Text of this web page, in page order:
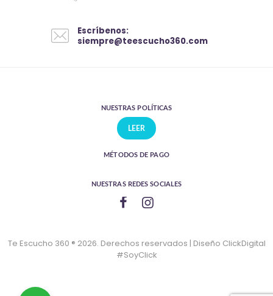
Escríbenos:
siempre@teescucho360.com
NUESTRAS POLÍTICAS
LEER
MÉTODOS DE PAGO
NUESTRAS REDES SOCIALES
Te Escucho 360 ® 2026. Derechos reservados | Diseño ClickDigital
#SoyClick